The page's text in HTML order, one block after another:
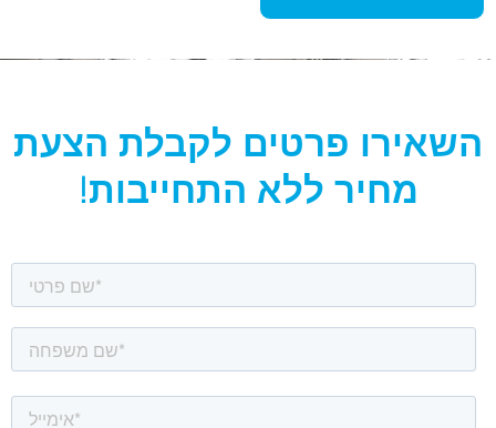
השאירו פרטים לקבלת הצעת
מחיר ללא התחייבות!